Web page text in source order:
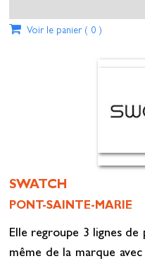
Voir le panier ( 0)
SWATCH
PONT-SAINTE-MARIE
Elle regroupe 3 lignes de
même de la marque